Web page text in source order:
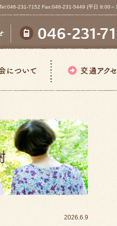
231-7152 Fax:046-231-5449 (平日 9:00
2026.6.9